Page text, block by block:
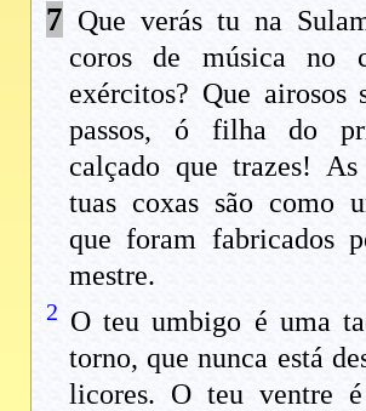
7 Que verás tu na
coros de música no
exércitos? Que airosos
passos, ó filha do
calçado que trazes!
tuas coxas são como
que foram fabricados
mestre.
2 O teu umbigo é uma
torno, que nunca está
licores. O teu ventre